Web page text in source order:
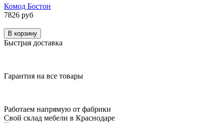
Комод Бостон
7826 руб
В корзину
Быстрая доставка
Гарантия на все товары
Работаем напрямую от фабрики
Свой склад мебели в Краснодаре